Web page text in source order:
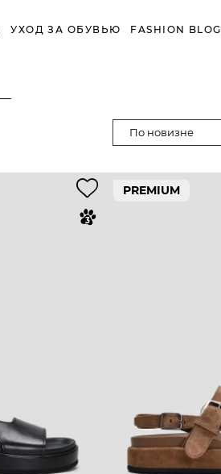
УХОД ЗА ОБУВЬЮ FASHION BLOG
По новизне
PREMIUM